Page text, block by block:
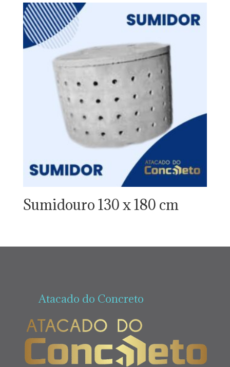
Sumidouro 130 x 180 cm
Atacado do Concreto